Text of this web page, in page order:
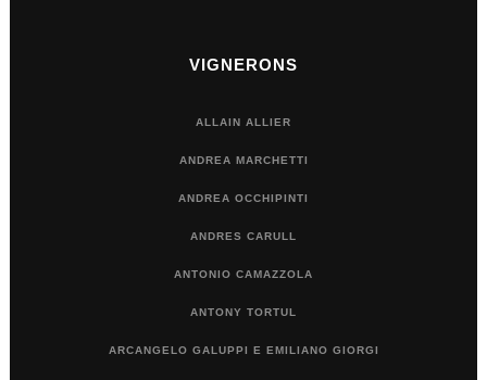
VIGNERONS
ALLAIN ALLIER
ANDREA MARCHETTI
ANDREA OCCHIPINTI
ANDRES CARULL
ANTONIO CAMAZZOLA
ANTONY TORTUL
ARCANGELO GALUPPI E EMILIANO GIORGI